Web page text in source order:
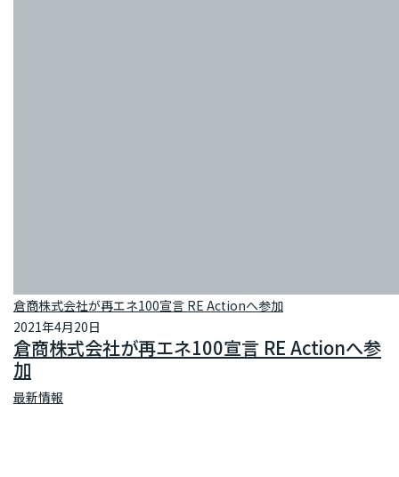
倉商株式会社が再エネ100宣言 RE Actionへ参加
2021年4月20日
倉商株式会社が再エネ100宣言 RE Actionへ参
加
最新情報